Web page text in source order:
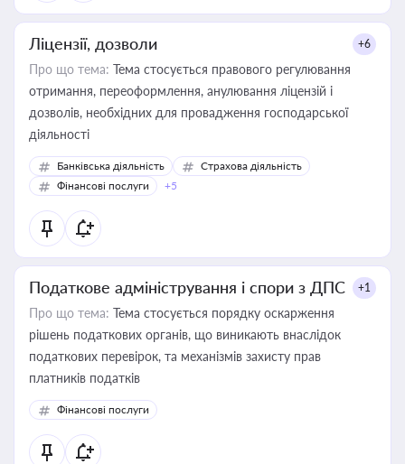
Ліцензії, дозволи +6
Про що тема: Тема стосується правового регулювання
отримання, переоформлення, анулювання ліцензій і
дозволів, необхідних для провадження господарської
діяльності
Банківська діяльність
Страхова діяльність
Фінансові послуги
+5
Податкове адміністрування і спори з ДПС +1
Про що тема: Тема стосується порядку оскарження
рішень податкових органів, що виникають внаслідок
податкових перевірок, та механізмів захисту прав
платників податків
Фінансові послуги